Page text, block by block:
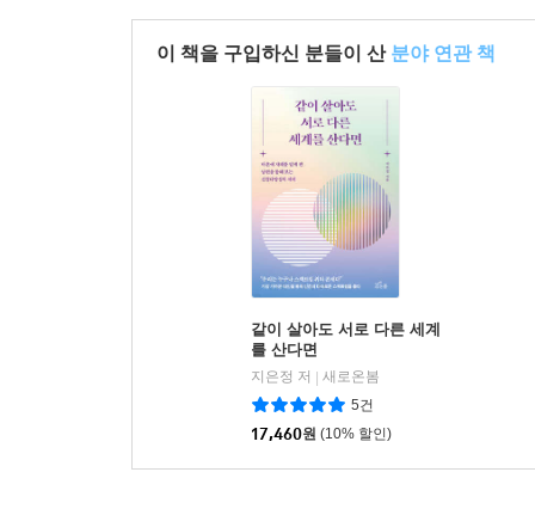
이 책을 구입하신 분들이 산 분야 연관 책
같이 살아도 서로 다른 세계
를 산다면
지은정 저
새로온봄
5건
17,460원 (10% 할인)